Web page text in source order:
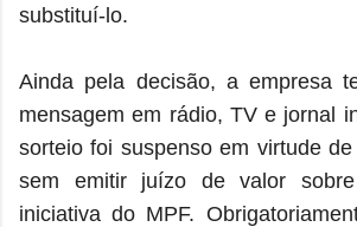
substituí-lo.
Ainda pela decisão, a empresa
mensagem em rádio, TV e jornal
sorteio foi suspenso em virtude
sem emitir juízo de valor
iniciativa do MPF.